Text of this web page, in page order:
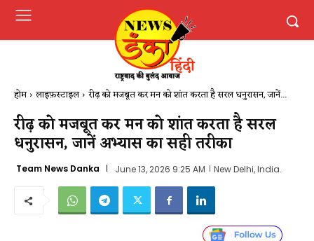
होम लाइफ़स्टाइल रीढ़ को मजबूत कर मन को शांत करता है सरल धनुरासन, जानें...
रीढ़ को मजबूत कर मन को शांत करता है सरल
धनुरासन, जानें अभ्यास का सही तरीका
Team News Danka June 13, 2026 9:25 AM New Delhi, India.